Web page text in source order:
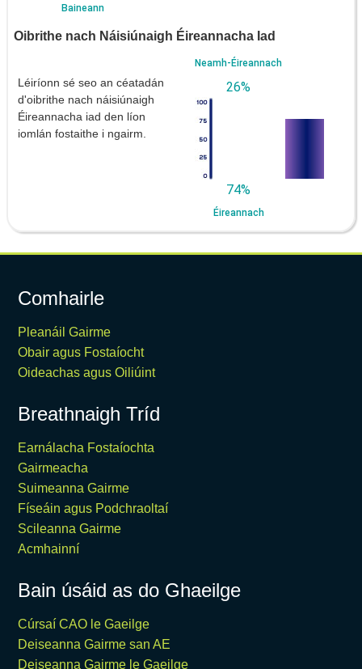
Baineann
Oibrithe nach Náisiúnaigh Éireannacha Iad
Léiríonn sé seo an céatadán
d'oibrithe nach náisiúnaigh
Éireannacha iad den líon
iomlán fostaithe i ngairm.
Neamh-Éireannach
26%
74%
Éireannach
Comhairle
Pleanáil Gairme
Obair agus Fostaíocht
Oideachas agus Oiliúint
Breathnaigh Tríd
Earnálacha Fostaíochta
Gairmeacha
Suimeanna Gairme
Físeáin agus Podchraoltaí
Scileanna Gairme
Acmhainní
Bain úsáid as do Ghaeilge
Cúrsaí CAO le Gaeilge
Deiseanna Gairme san AE
Deiseanna Gairme le Gaeilge